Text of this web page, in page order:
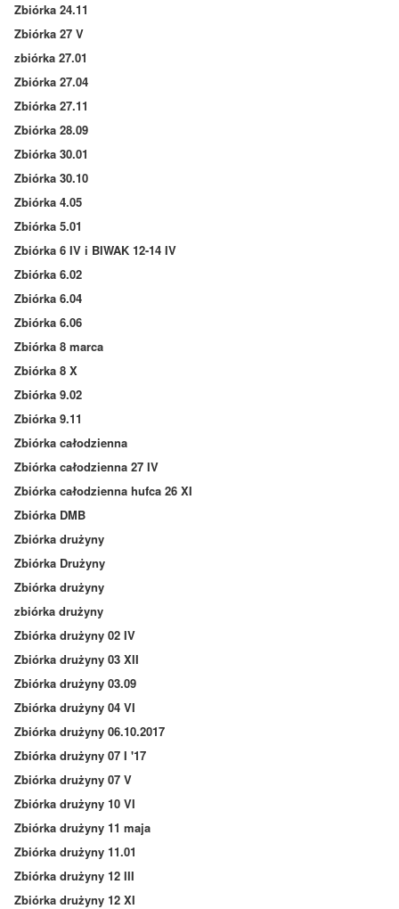
Zbiórka 24.11
Zbiórka 27 V
zbiórka 27.01
Zbiórka 27.04
Zbiórka 27.11
Zbiórka 28.09
Zbiórka 30.01
Zbiórka 30.10
Zbiórka 4.05
Zbiórka 5.01
Zbiórka 6 IV i BIWAK 12-14 IV
Zbiórka 6.02
Zbiórka 6.04
Zbiórka 6.06
Zbiórka 8 marca
Zbiórka 8 X
Zbiórka 9.02
Zbiórka 9.11
Zbiórka całodzienna
Zbiórka całodzienna 27 IV
Zbiórka całodzienna hufca 26 XI
Zbiórka DMB
Zbiórka drużyny
Zbiórka Drużyny
Zbiórka drużyny
zbiórka drużyny
Zbiórka drużyny 02 IV
Zbiórka drużyny 03 XII
Zbiórka drużyny 03.09
Zbiórka drużyny 04 VI
Zbiórka drużyny 06.10.2017
Zbiórka drużyny 07 I '17
Zbiórka drużyny 07 V
Zbiórka drużyny 10 VI
Zbiórka drużyny 11 maja
Zbiórka drużyny 11.01
Zbiórka drużyny 12 III
Zbiórka drużyny 12 XI